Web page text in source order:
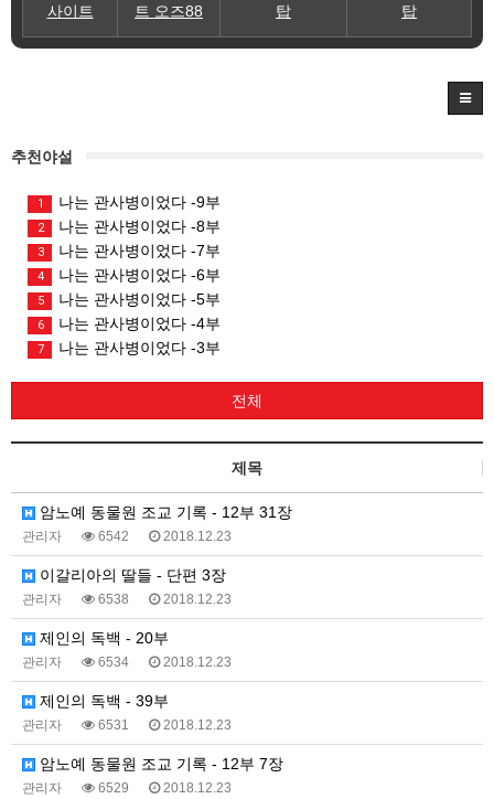
사이트
트 오즈88
탑
탑
추천야설
1 나는 관사병이었다 -9부
2 나는 관사병이었다 -8부
3 나는 관사병이었다 -7부
4 나는 관사병이었다 -6부
5 나는 관사병이었다 -5부
6 나는 관사병이었다 -4부
7 나는 관사병이었다 -3부
전체
제목
암노예 동물원 조교 기록 - 12부 31장
관리자 6542 2018.12.23
이갈리아의 딸들 - 단편 3장
관리자 6538 2018.12.23
제인의 독백 - 20부
관리자 6534 2018.12.23
제인의 독백 - 39부
관리자 6531 2018.12.23
암노예 동물원 조교 기록 - 12부 7장
관리자 6529 2018.12.23